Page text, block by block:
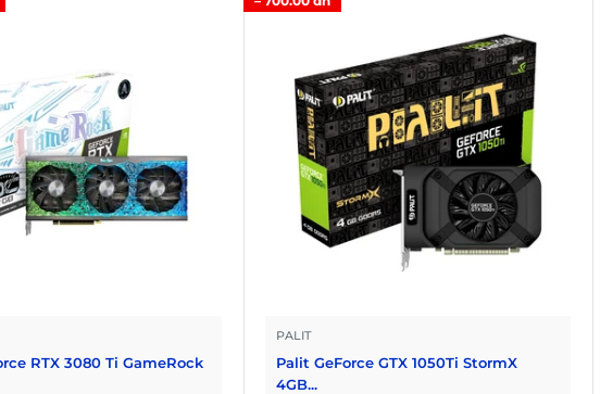
RTX 3080 Ti GameRock
PALIT
Palit GeForce GTX 1050Ti StormX
4GB...